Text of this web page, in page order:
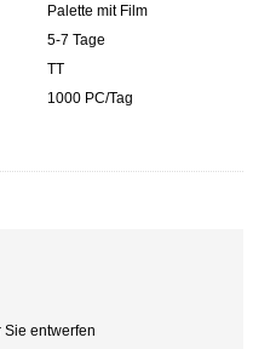
Palette mit Film
5-7 Tage
TT
1000 PC/Tag
Sie entwerfen